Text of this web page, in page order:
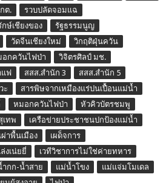
ต.
รวบปลัดจอมแฉ
กษ์เชียงของ
รัฐธรรมนูญ
วัดจีนเชียงใหม่
วิกฤติฝุ่นควัน
กควันไฟป่า
วิจิตรศิลป์ มช.
แฟ สสส.สำนัก 3
สสส.สำนัก 5
ะ
สารพิษจากเหมืองแร่ปนเปื้อนแม่น้ำ
หมอกควันไฟป่า
หัวคิวบัตรชมพู
ทพ
เครือข่ายประชาชนปกป้องแม่น้ำ
าพื้นเมือง
เผด็จการ
ล่งเน่ยยี่
เวทีวิชาการไม่ใช่ค่ายทหาร
ำกก-น้ำสาย แม่น้ำโขง
แม่แจ่มโมเดล